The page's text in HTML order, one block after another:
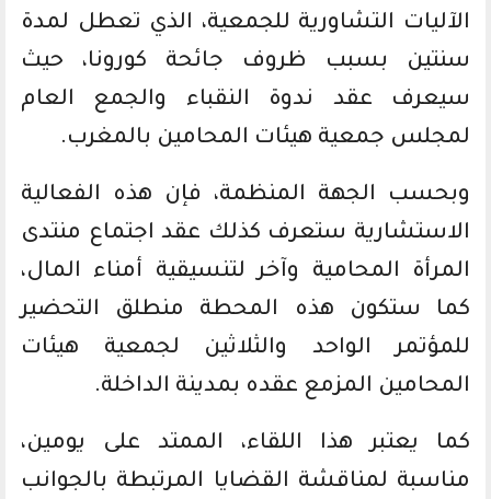
الآليات التشاورية للجمعية، الذي تعطل لمدة
سنتين بسبب ظروف جائحة كورونا، حيث
سيعرف عقد ندوة النقباء والجمع العام
لمجلس جمعية هيئات المحامين بالمغرب.
وبحسب الجهة المنظمة، فإن هذه الفعالية
الاستشارية ستعرف كذلك عقد اجتماع منتدى
المرأة المحامية وآخر لتنسيقية أمناء المال،
كما ستكون هذه المحطة منطلق التحضير
للمؤتمر الواحد والثلاثين لجمعية هيئات
المحامين المزمع عقده بمدينة الداخلة.
كما يعتبر هذا اللقاء، الممتد على يومين،
مناسبة لمناقشة القضايا المرتبطة بالجوانب